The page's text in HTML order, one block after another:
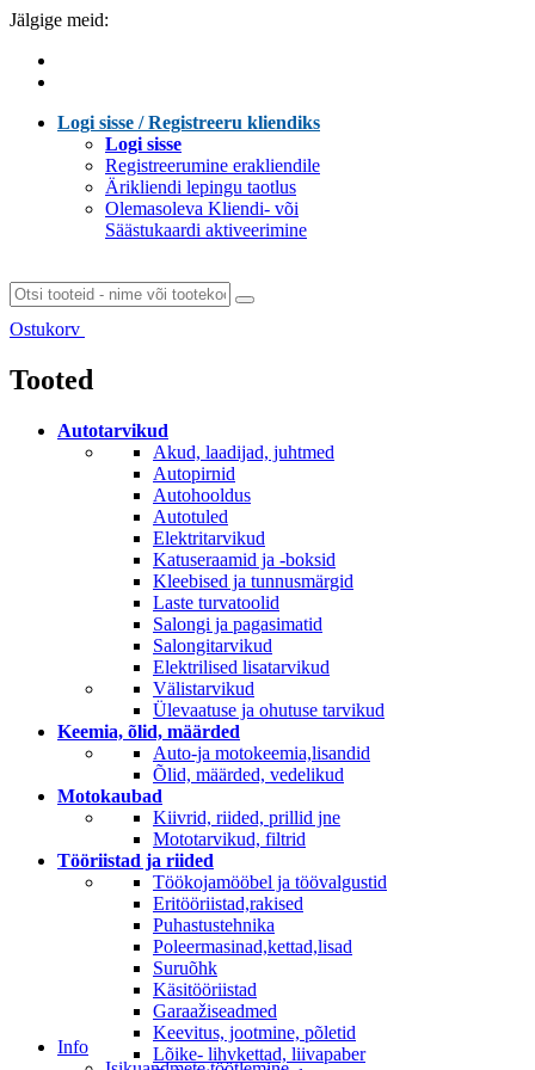
Jälgige meid:
Logi sisse / Registreeru kliendiks
Logi sisse
Registreerumine erakliendile
Ärikliendi lepingu taotlus
Olemasoleva Kliendi- või
Säästukaardi aktiveerimine
Ostukorv
Tooted
Autotarvikud
Akud, laadijad, juhtmed
Autopirnid
Autohooldus
Autotuled
Elektritarvikud
Katuseraamid ja -boksid
Kleebised ja tunnusmärgid
Laste turvatoolid
Salongi ja pagasimatid
Salongitarvikud
Elektrilised lisatarvikud
Välistarvikud
Ülevaatuse ja ohutuse tarvikud
Keemia, õlid, määrded
Auto-ja motokeemia,lisandid
Õlid, määrded, vedelikud
Motokaubad
Kiivrid, riided, prillid jne
Mototarvikud, filtrid
Tööriistad ja riided
Töökojamööbel ja töövalgustid
Eritööriistad,rakised
Puhastustehnika
Poleermasinad,kettad,lisad
Suruõhk
Käsitööriistad
Garaažiseadmed
Keevitus, jootmine, põletid
Lõike- lihvkettad, liivapaber
Info